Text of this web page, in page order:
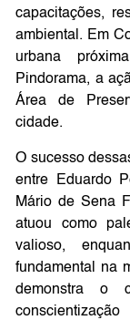
capacitações,
ambiental. Em
urbana
Pindorama, a
Área de
cidade.
O sucesso
entre Eduardo
Mário de Sena
atuou como
valioso,
fundamental na
demonstra o